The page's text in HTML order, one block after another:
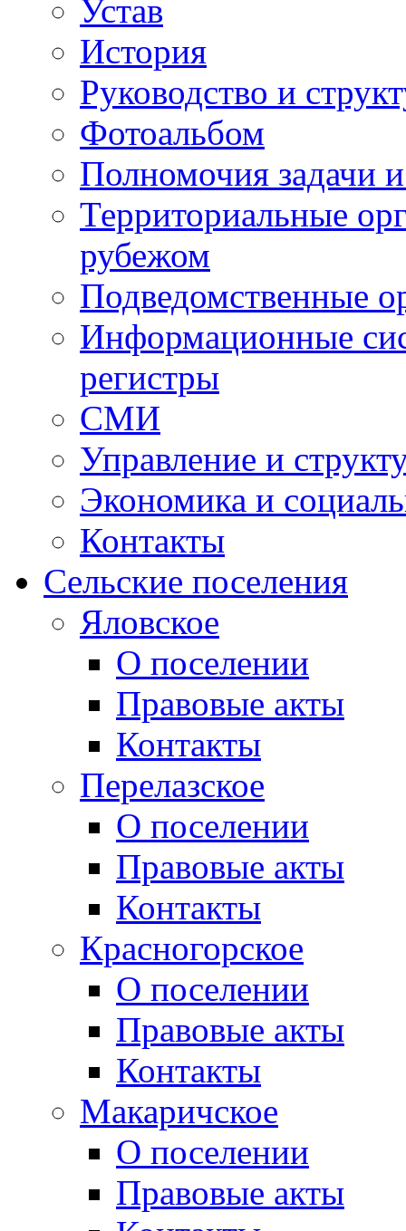
Устав
История
Руководство и
Фотоальбом
Полномочия задачи
Территориальные
рубежом
Подведомственные
Информационные
регистры
СМИ
Управление и
Экономика и
Контакты
Сельские поселения
Яловское
О поселении
Правовые акты
Контакты
Перелазское
О поселении
Правовые акты
Контакты
Красногорское
О поселении
Правовые акты
Контакты
Макаричское
О поселении
Правовые акты